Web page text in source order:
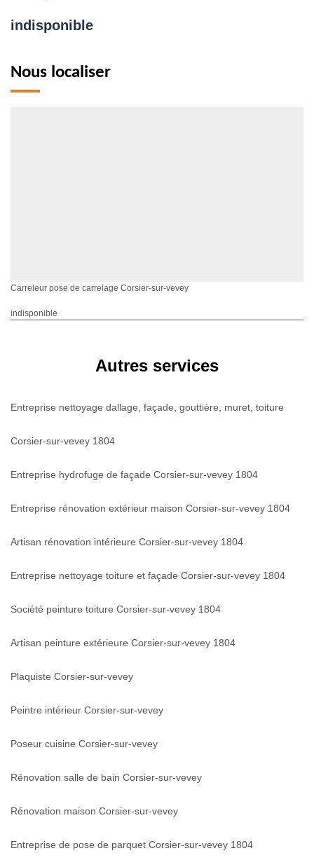
indisponible
Nous localiser
Carreleur pose de carrelage Corsier-sur-vevey
indisponible
Autres services
Entreprise nettoyage dallage, façade, gouttière, muret, toiture
Corsier-sur-vevey 1804
Entreprise hydrofuge de façade Corsier-sur-vevey 1804
Entreprise rénovation extérieur maison Corsier-sur-vevey 1804
Artisan rénovation intérieure Corsier-sur-vevey 1804
Entreprise nettoyage toiture et façade Corsier-sur-vevey 1804
Société peinture toiture Corsier-sur-vevey 1804
Artisan peinture extérieure Corsier-sur-vevey 1804
Plaquiste Corsier-sur-vevey
Peintre intérieur Corsier-sur-vevey
Poseur cuisine Corsier-sur-vevey
Rénovation salle de bain Corsier-sur-vevey
Rénovation maison Corsier-sur-vevey
Entreprise de pose de parquet Corsier-sur-vevey 1804